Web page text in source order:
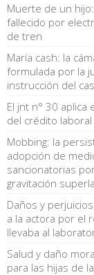
Muerte de un
fallecido por
de tren
María cash: la
formulada por la
instrucción del
El jnt n° 30 aplica
del crédito laboral
Mobbing: la
adopción de
sancionatorias
gravitación
Daños y
a la actora por el
llevaba al
Salud y daño
para las hijas de